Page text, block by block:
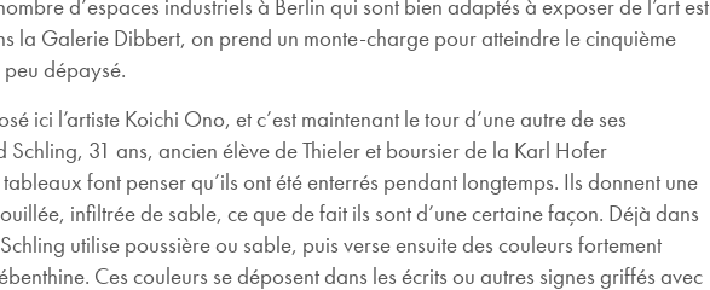
d’espaces industriels à Berlin qui sont bien adaptés à exposer de l’art est
la Galerie Dibbert, on prend un monte-charge pour atteindre le cinquième
peu dépaysé.
ici l’artiste Koichi Ono, et c’est maintenant le tour d’une autre de ses
31 ans, ancien élève de Thieler et boursier de la Karl Hofer
font penser qu’ils ont été enterrés pendant longtemps. Ils donnent une
infiltrée de sable, ce que de fait ils sont d’une certaine façon. Déjà dans
utilise poussière ou sable, puis verse ensuite des couleurs fortement
Ces couleurs se déposent dans les écrits ou autres signes griffés avec